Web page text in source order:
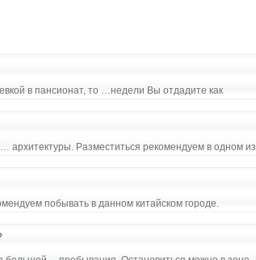
в пансионат, то …недели Вы отдадите как
архитектуры. Разместиться рекомендуем в одном из
побывать в данном китайском городе.